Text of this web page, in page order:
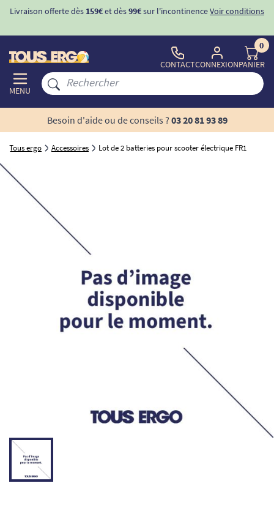
Livraison offerte dès 159€et dès99€sur l'incontinenceVoir conditions
MENU
CONTACTCONNEXION
0
PANIER
Besoin d'aide ou de conseils ? 03 20 81 93 89
Tous ergo Accessoires Lot de 2 batteries pour scooter électrique FR1